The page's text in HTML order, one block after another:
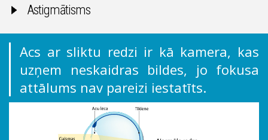
Astigmātisms
Acs ar sliktu redzi ir kā kamera, kas
uzņem neskaidras bildes, jo fokusa
attālums nav pareizi iestatīts.